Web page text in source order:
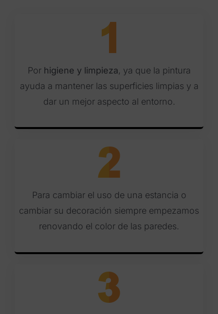
Por higiene y limpieza, ya que la pintura
ayuda a mantener las superficies limpias y a
dar un mejor aspecto al entorno.
Para cambiar el uso de una estancia o
cambiar su decoración siempre empezamos
renovando el color de las paredes.